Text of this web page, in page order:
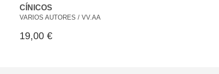
CÍNICOS
VARIOS AUTORES / VV.AA
19,00 €